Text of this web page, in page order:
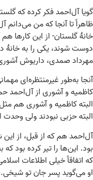
گویا آل‌احمد فکر کرده که
ظاهراً تا آنجا که من
خانهٔ گلستان- از این کارها
دوست شوند، یکی را به خانهٔ
مهرداد صمدی، داریوش
آنجا به‌طور غیرمنتظره‌ای
کاظمیه و آشوری از آل‌احمد
البته کاظمیه و آشوری هم
البته حزبی نبودند ولی وحدت
آل‌احمد هم که از قبل، از
بود. این‌ها را تیر کرده بود
که اتفاقاً خیلی اطلاعات
او می‌گوید پسر جان تو شیخی.